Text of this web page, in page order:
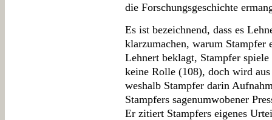
die Forschungsgeschichte
Es ist bezeichnend, dass es
klarzumachen, warum
Lehnert beklagt, Stampfer
keine Rolle (108), doch wird
weshalb Stampfer darin
Stampfers sagenumwobener
Er zitiert Stampfers eigenes